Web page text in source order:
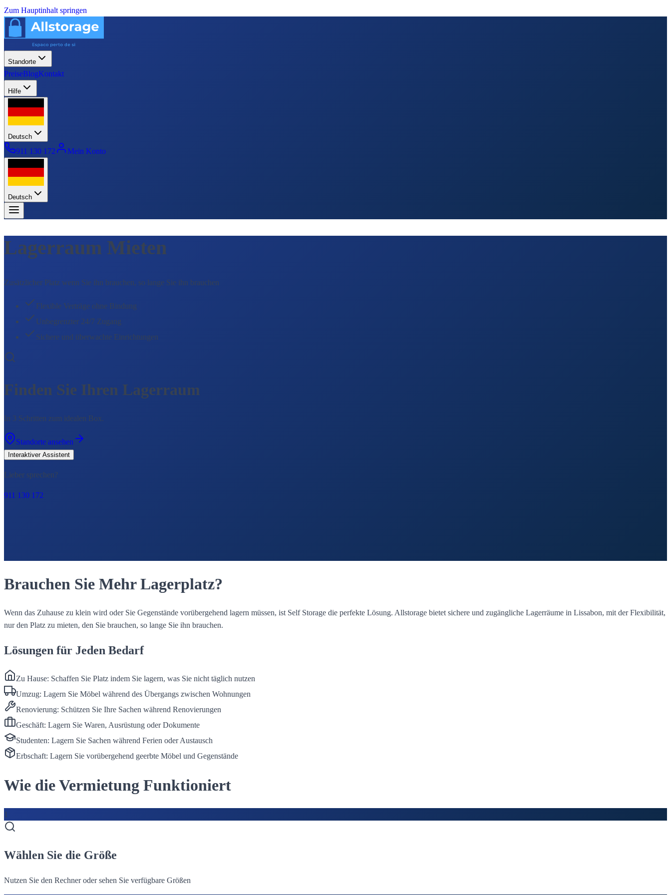
Zum Hauptinhalt springen
Standorte
PreiseBlogKontakt
Hilfe
Deutsch
911 130 172 Mein Konto
Deutsch
Lagerraum Mieten
Zusätzlicher Platz wenn Sie ihn brauchen, so lange Sie ihn brauchen
Flexible Verträge ohne Bindung
Unbegrenzter 24/7 Zugang
Sichere und überwachte Einrichtungen
Finden Sie Ihren Lagerraum
In 3 Schritten zum idealen Box.
Standorte ansehen
Interaktiver Assistent
Lieber sprechen?
911 130 172
Brauchen Sie Mehr Lagerplatz?
Wenn das Zuhause zu klein wird oder Sie Gegenstände vorübergehend lagern müssen, ist Self Storage die perfekte Lösung. Allstorage bietet sichere und zugängliche Lagerräume in Lissabon, mit der Flexibilität,
nur den Platz zu mieten, den Sie brauchen, so lange Sie ihn brauchen.
Lösungen für Jeden Bedarf
Zu Hause: Schaffen Sie Platz indem Sie lagern, was Sie nicht täglich nutzen
Umzug: Lagern Sie Möbel während des Übergangs zwischen Wohnungen
Renovierung: Schützen Sie Ihre Sachen während Renovierungen
Geschäft: Lagern Sie Waren, Ausrüstung oder Dokumente
Studenten: Lagern Sie Sachen während Ferien oder Austausch
Erbschaft: Lagern Sie vorübergehend geerbte Möbel und Gegenstände
Wie die Vermietung Funktioniert
1
Wählen Sie die Größe
Nutzen Sie den Rechner oder sehen Sie verfügbare Größen